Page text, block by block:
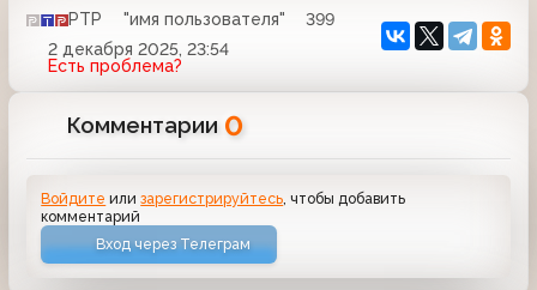
РТР "имя пользователя"
399
2 декабря 2025, 23:54
Есть проблема?
Комментарии 0
Войдите илизарегистрируйтесь , чтобы добавить
комментарий
Вход через Телеграм